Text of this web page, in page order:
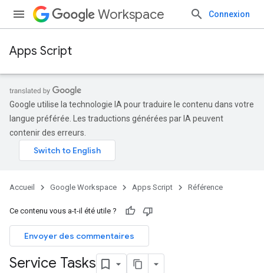
Workspace Connexion
Apps Script
Google utilise la technologie IA pour traduire le contenu dans votre
langue préférée. Les traductions générées par IA peuvent
contenir des erreurs.
Accueil Google Workspace Apps Script Référence
Ce contenu vous a-t-il été utile ?
Envoyer des commentaires
Service Tasks